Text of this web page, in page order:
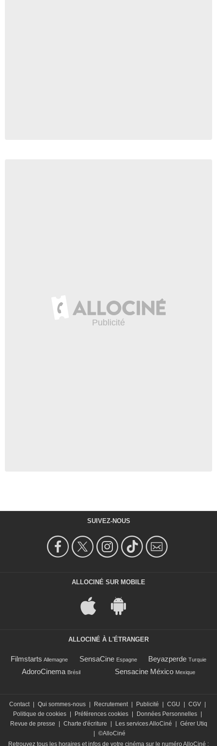
SUIVEZ-NOUS
ALLOCINÉ SUR MOBILE
ALLOCINÉ À L'ÉTRANGER
Filmstarts Allemagne SensaCine Espagne Beyazperde Turquie
AdoroCinema Brésil Sensacine México Mexique
Contact Qui sommes-nous Recrutement Publicité CGU CGV
Politique de cookies
Préférences cookies Données Personnelles
Revue de presse
Charte d'écriture Les services AlloCiné
Gérer Utiq
©AlloCiné
Retrouvez tous les horaires et infos de votre cinéma sur le numéro AlloCiné :